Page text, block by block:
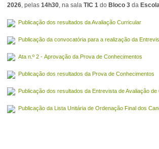
2026, pelas14h30, na salaTIC 1 do Bloco 3 da
Publicação dos resultados da Avaliação Curricular
Publicação da convocatória para a realização da
Ata n.º 2 - Aprovação da Prova de Conhecimentos
Publicação dos resultados da Prova de Conhecimentos
Publicação dos resultados da Entrevista de Avaliação de
Publicação da Lista Unitária de Ordenação Final dos